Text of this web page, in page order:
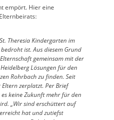
empört. Hier eine
Theresia Kindergarten im
ist. Aus diesem Grund
gemeinsam mit der
Lösungen für den
Rohrbach zu finden. Seit
zerplatzt. Per Brief
keine Zukunft mehr für den
„Wir sind erschüttert auf
hat und zutiefst